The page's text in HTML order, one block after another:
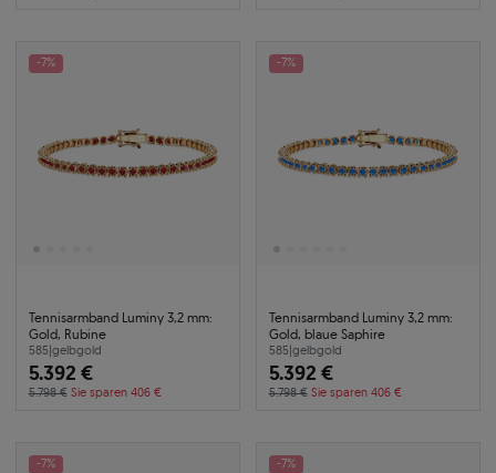
-7%
Tennisarmband Luminy 3,2 mm:
Gold, Rubine
585|gelbgold
5.392 €
5.798 € Sie sparen 406 €
-7%
Tennisarmband Luminy 3,2 mm:
Gold, blaue Saphire
585|gelbgold
5.392 €
5.798 € Sie sparen 406 €
-7% -7%